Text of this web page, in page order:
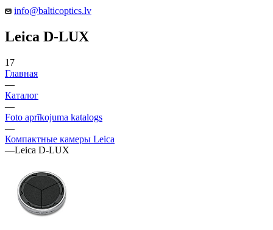
info@balticoptics.lv
Leica D-LUX
17
Главная
—
Каталог
—
Foto aprīkojuma katalogs
—
Компактные камеры Leica
—Leica D-LUX